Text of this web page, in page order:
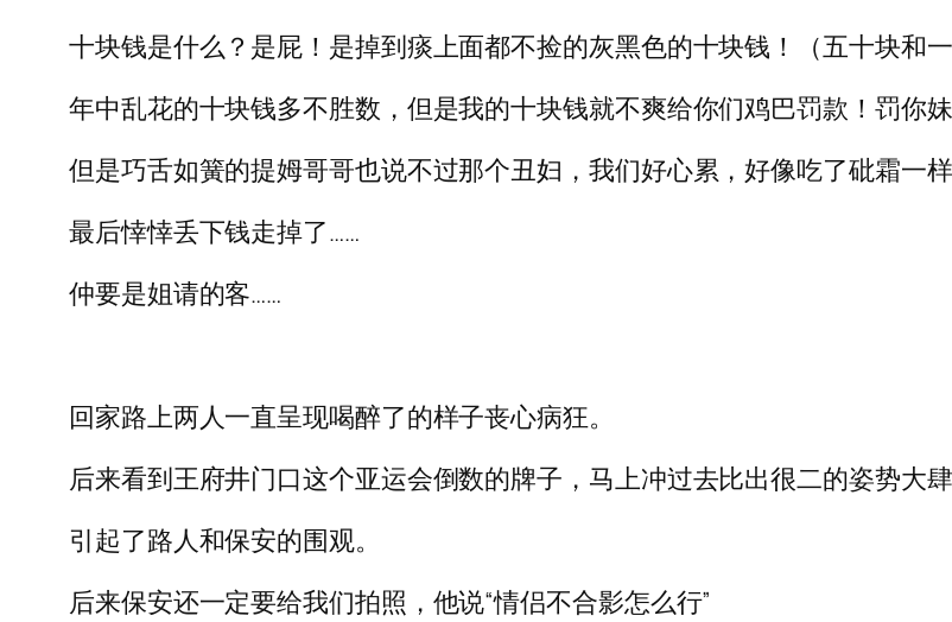
十块钱是什么？是屁！是掉到痰上面都不捡的灰黑色的十块钱！（五十块和一
年中乱花的十块钱多不胜数，但是我的十块钱就不爽给你们鸡巴罚款！罚你
但是巧舌如簧的提姆哥哥也说不过那个丑妇，我们好心累，好像吃了砒霜一样
最后悻悻丢下钱走掉了……
仲要是姐请的客……
回家路上两人一直呈现喝醉了的样子丧心病狂。
后来看到王府井门口这个亚运会倒数的牌子，马上冲过去比出很二的姿势大肆
引起了路人和保安的围观。
后来保安还一定要给我们拍照，他说“情侣不合影怎么行”